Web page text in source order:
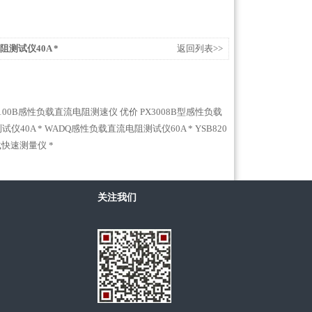
测试仪40A * 返回列表>>
感性负载直流电阻测速仪 优价 PX3008B型感性负载
仪40A * WADQ感性负载直流电阻测试仪60A * YSB820
速测量仪 *
关注我们